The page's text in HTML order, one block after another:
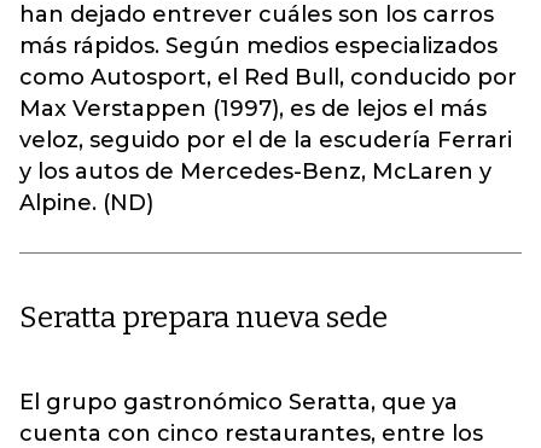
han dejado entrever cuáles son los carros
más rápidos. Según medios especializados
como Autosport, el Red Bull, conducido por
Max Verstappen (1997), es de lejos el más
veloz, seguido por el de la escudería Ferrari
y los autos de Mercedes-Benz, McLaren y
Alpine. (ND)
Seratta prepara nueva sede
El grupo gastronómico Seratta, que ya
cuenta con cinco restaurantes, entre los